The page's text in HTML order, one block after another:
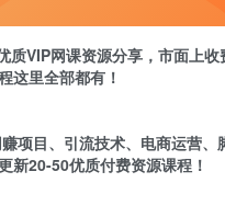
永久会员免费
您当前未登录！
质VIP网课资源分享，市面上收
这里全部都有！
项目、引流技术、电商运营、
新20-50优质付费资源课程！